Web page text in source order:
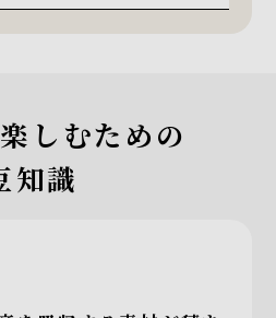
しむための
知識